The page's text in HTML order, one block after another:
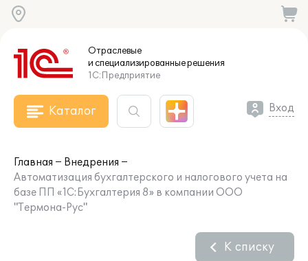
Отраслевые
и специализированныерешения
1С:Предприятие
Каталог Вход
Главная
Внедрения
Автоматизация бухгалтерского и налогового учета на
базе ПП «1C:Бухгалтерия 8» в компании ООО
"Термона-Рус"
К списку